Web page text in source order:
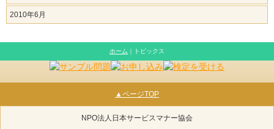
2010年6月
ホーム ｜トピックス
▲ページTOP
NPO法人日本サービスマナー協会